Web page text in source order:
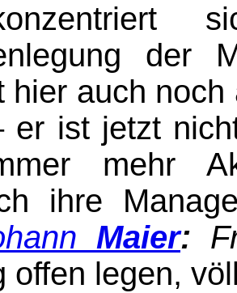
der
hier auch
er ist jetzt
mehr
ihre
Maier:
offen legen,